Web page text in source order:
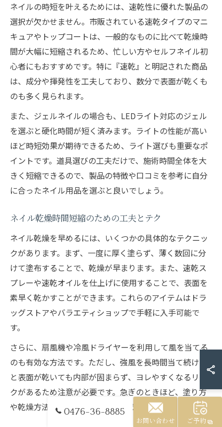
ネイルの時短を叶えるためには、速乾性に優れた製品の
選択が欠かせません。市販されている速乾タイプのマニ
キュアやトップコートは、一般的なものに比べて乾燥時
間が大幅に短縮されるため、忙しい方やセルフネイル初
心者にもおすすめです。特に『速乾』と明記された商品
は、成分や揮発性を工夫しており、数分で表面が乾くも
のも多く見られます。
また、ジェルネイルの場合も、LEDライト対応のジェル
を選ぶと硬化時間が短く済みます。ライトの性能が高い
ほど時短効果が期待できるため、ライト選びも重要なポ
イントです。道具選びの工夫だけで、施術時間全体を大
きく短縮できるので、製品の特徴や口コミを参考に自分
に合ったネイル用品を選ぶと良いでしょう。
ネイル乾燥時間短縮のための工夫とテク
ネイル乾燥を早めるには、いくつかの具体的なテクニッ
クがあります。まず、一度に厚く塗らず、薄く数回に分
けて塗布することで、乾燥が早まります。また、速乾ス
プレーや速乾オイルを仕上げに使用することで、表面を
素早く乾かすことができます。これらのアイテムはドラ
ッグストアやバラエティショップで手軽に入手可能で
す。
さらに、扇風機や冷風ドライヤーを利用して風を当てる
のも有効な方法です。ただし、強風を長時間当て続ける
と表面が乾いても内部が固まらず、ヨレやすくなるリス
クがあるため注意が必要です。急ぎのときほど、塗り方
や乾燥方法の工夫を意識しましょう。
0476-36-8885
お問い合わせ ご予約